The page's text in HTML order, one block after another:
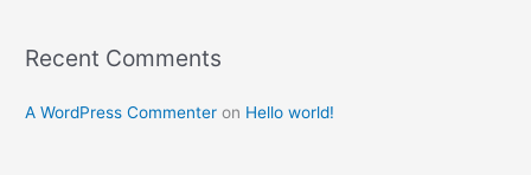
Recent Comments
A WordPress Commenter on Hello world!